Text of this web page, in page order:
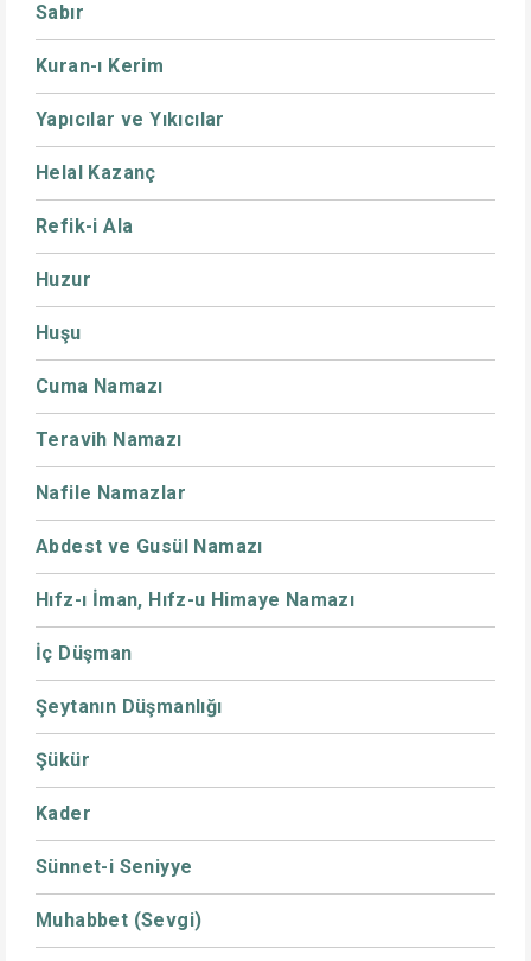
Sabır
Kuran-ı Kerim
Yapıcılar ve Yıkıcılar
Helal Kazanç
Refik-i Ala
Huzur
Huşu
Cuma Namazı
Teravih Namazı
Nafile Namazlar
Abdest ve Gusül Namazı
Hıfz-ı İman, Hıfz-u Himaye Namazı
İç Düşman
Şeytanın Düşmanlığı
Şükür
Kader
Sünnet-i Seniyye
Muhabbet (Sevgi)